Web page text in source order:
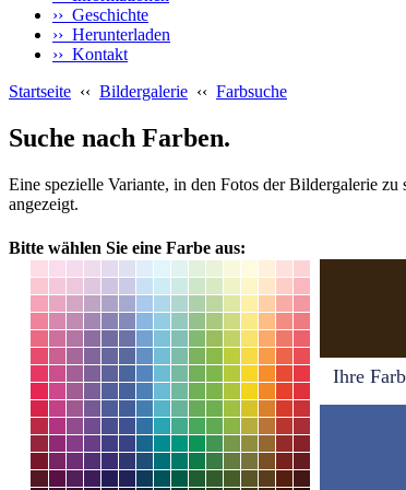
›› Geschichte
›› Herunterladen
›› Kontakt
Startseite ‹‹ Bildergalerie ‹‹ Farbsuche
Suche nach Farben.
Eine spezielle Variante, in den Fotos der Bildergalerie
angezeigt.
Bitte wählen Sie eine Farbe aus:
Ihre